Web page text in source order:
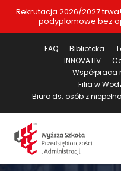
Rekrutacja 2026/2027
podyplomowe bez
FAQ Biblioteka
INNOVATIV
Filia w
Biuro ds. osób z